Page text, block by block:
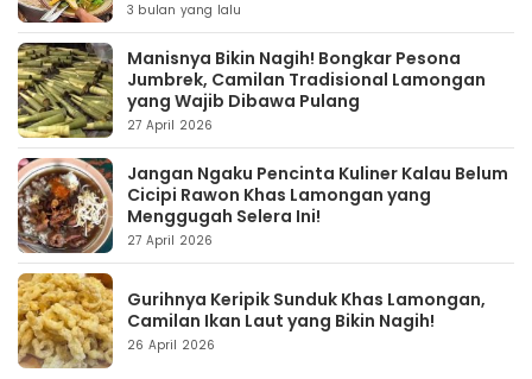
3 bulan yang lalu
Manisnya Bikin Nagih! Bongkar Pesona
Jumbrek, Camilan Tradisional Lamongan
yang Wajib Dibawa Pulang
27 April 2026
Jangan Ngaku Pencinta Kuliner Kalau Belum
Cicipi Rawon Khas Lamongan yang
Menggugah Selera Ini!
27 April 2026
Gurihnya Keripik Sunduk Khas Lamongan,
Camilan Ikan Laut yang Bikin Nagih!
26 April 2026